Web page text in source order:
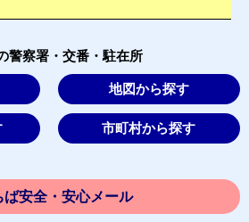
警察署・交番・駐在所
地図から探す
市町村から探す
ば安全・安心メール